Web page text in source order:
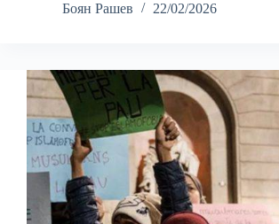
Боян Рашев
22/02/2026